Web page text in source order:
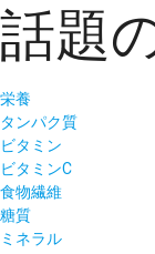
話題
栄養
タンパク質
ビタミン
ビタミンC
食物繊維
糖質
ミネラル